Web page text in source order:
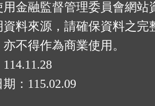
用金融監督管理委員會網站
資料來源，請確保資料之完
不得作為商業使用。
114.11.28
： 115.02.09